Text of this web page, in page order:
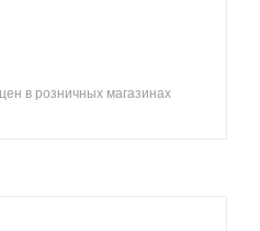
в розничных магазинах